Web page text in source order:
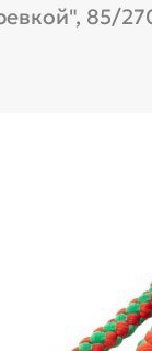
85/